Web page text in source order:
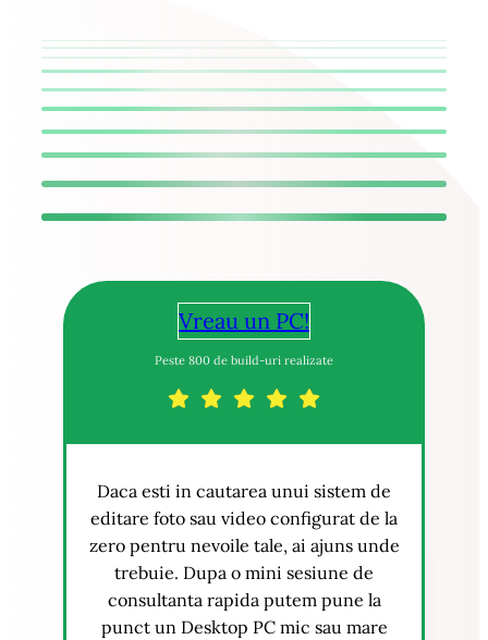
Vreau un PC!
Peste 800 de build-uri realizate
Daca esti in cautarea unui sistem de
editare foto sau video configurat de la
zero pentru nevoile tale, ai ajuns unde
trebuie. Dupa o mini sesiune de
consultanta rapida putem pune la
punct un Desktop PC mic sau mare